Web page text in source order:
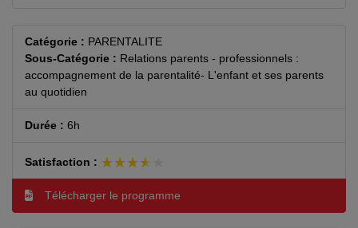
Catégorie : PARENTALITE
Sous-Catégorie : Relations parents - professionnels :
accompagnement de la parentalité- L'enfant et ses parents
au quotidien
Durée : 6h
Satisfaction : ★★★★★
★★★★★
Télécharger le programme